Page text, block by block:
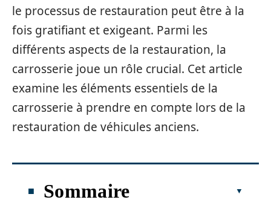
le processus de restauration peut être à la
fois gratifiant et exigeant. Parmi les
différents aspects de la restauration, la
carrosserie joue un rôle crucial. Cet article
examine les éléments essentiels de la
carrosserie à prendre en compte lors de la
restauration de véhicules anciens.
Sommaire